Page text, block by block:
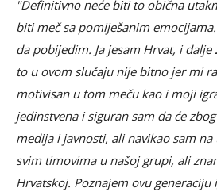
"Definitivno neće biti to obična
biti meč sa pomiješanim
da pobijedim. Ja jesam Hrvat, i
to u ovom slučaju nije bitno jer mi
motivisan u tom meču kao i moji
jedinstvena i siguran sam da će
medija i javnosti, ali navikao sam
svim timovima u našoj grupi, ali
Hrvatskoj. Poznajem ovu